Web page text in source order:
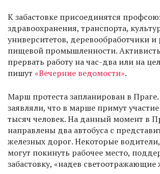
К забастовке присоединятся
здравоохранения, транспорта,
университетов, деревообработчики и
пищевой промышленности.
прервать работу на час-два или на
пишут «Вечерние ведомости».
Марш протеста запланирован в
заявляли, что в марше примут
тысяч человек. На данный момент в
направлены два автобуса с
железных дорог. Некоторые
могут покинуть рабочее место,
забастовку, «надев